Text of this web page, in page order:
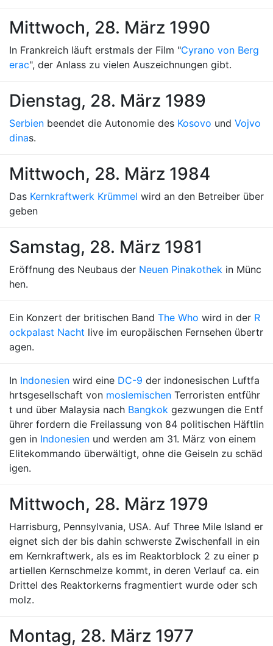
Mittwoch, 28. März 1990
In Frankreich läuft erstmals der Film "Cyrano von Berg
erac", der Anlass zu vielen Auszeichnungen gibt.
Dienstag, 28. März 1989
Serbien beendet die Autonomie des Kosovo und Vojvo
dinas.
Mittwoch, 28. März 1984
Das Kernkraftwerk Krümmel wird an den Betreiber über
geben
Samstag, 28. März 1981
Eröffnung des Neubaus der Neuen Pinakothek in Münc
hen.
Ein Konzert der britischen Band The Who wird in der R
ockpalast Nacht live im europäischen Fernsehen übertr
agen.
In Indonesien wird eine DC-9 der indonesischen Luftfa
hrtsgesellschaft von moslemischen Terroristen entführ
t und über Malaysia nach Bangkok gezwungen die Entf
ührer fordern die Freilassung von 84 politischen Häftlin
gen in Indonesien und werden am 31. März von einem
Elitekommando überwältigt, ohne die Geiseln zu schäd
igen.
Mittwoch, 28. März 1979
Harrisburg, Pennsylvania, USA. Auf Three Mile Island er
eignet sich der bis dahin schwerste Zwischenfall in ein
em Kernkraftwerk, als es im Reaktorblock 2 zu einer p
artiellen Kernschmelze kommt, in deren Verlauf ca. ein
Drittel des Reaktorkerns fragmentiert wurde oder sch
molz.
Montag, 28. März 1977